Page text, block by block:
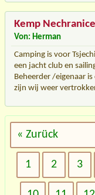
Kemp Nechranice
Von: Herman
Camping is voor
een jacht club en
Beheerder /eigenaar
zijn wij weer
« Zurück
1 2 3